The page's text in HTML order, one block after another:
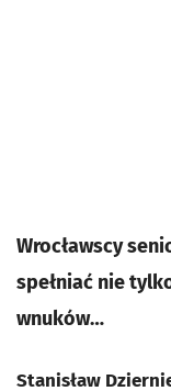
Wrocławscy
spełniać nie
wnuków…
Stanisław